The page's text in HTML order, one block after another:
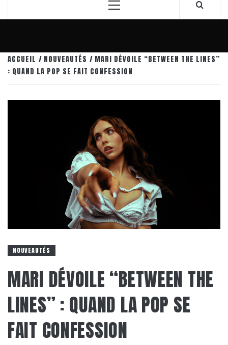
Menu
ACCUEIL NOUVEAUTÉS
MARI DÉVOILE “BETWEEN THE LINES”
: QUAND LA POP SE FAIT CONFESSION
NOUVEAUTÉS
MARI DÉVOILE “BETWEEN THE
LINES” : QUAND LA POP SE
FAIT CONFESSION